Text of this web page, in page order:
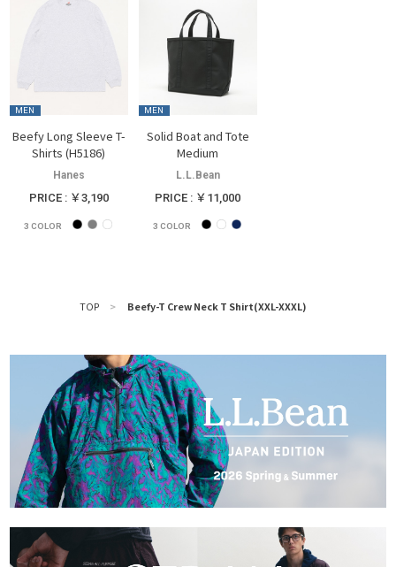
MEN
Beefy Long Sleeve T-
Shirts (H5186)
Hanes
PRICE : ￥3,190
3 COLOR
MEN
Solid Boat and Tote
Medium
L.L.Bean
PRICE : ￥11,000
3 COLOR
TOP > Beefy-T Crew Neck T Shirt(XXL-XXXL)